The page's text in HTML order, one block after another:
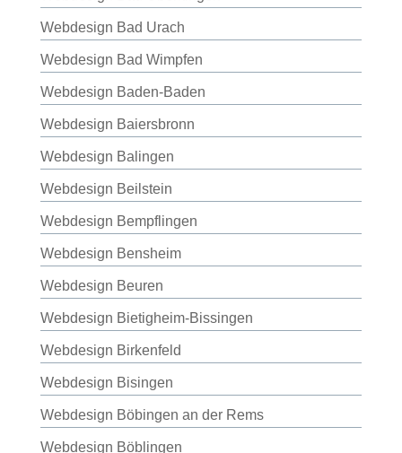
Webdesign Bad Urach
Webdesign Bad Wimpfen
Webdesign Baden-Baden
Webdesign Baiersbronn
Webdesign Balingen
Webdesign Beilstein
Webdesign Bempflingen
Webdesign Bensheim
Webdesign Beuren
Webdesign Bietigheim-Bissingen
Webdesign Birkenfeld
Webdesign Bisingen
Webdesign Böbingen an der Rems
Webdesign Böblingen